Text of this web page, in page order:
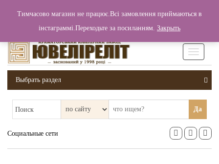
Вход / Регистрация 0 грн.
Выбрать раздел
Поиск Да
Социальные сети
Тимчасово магазин не працює.Всі замовлення приймаються в
інстаграммі.Переходьте за посиланням. Закрыть